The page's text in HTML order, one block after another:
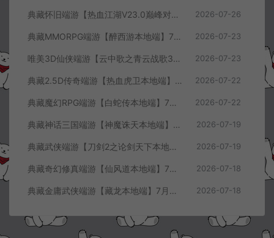
典藏怀旧端游【热血江湖V23.0巅峰对决】7月最新整理Win一键服务端+GS源码+百宝阁+在线GM工具+PC客户端+详细搭建教程 2026-07-26
典藏MMORPG端游【醉西游本地端】7月最新整理Win一键服务端+GM授权后台+PC客户端+详细搭建教程 2026-07-23
唯美3D仙侠端游【云中歌之青云战歌3D本地端】7月最新整理Win一键服务端+GM工具+PC客户端+详细搭建教程 2026-07-23
典藏2.5D传奇端游【热血虎卫本地端】7月最新整理Win一键服务端+充值教程+PC客户端+详细搭建教程 2026-07-22
典藏魔幻RPG端游【白蛇传本地端】7月最新整理Win一键服务端+GM工具+PC客户端+详细搭建教程 2026-07-22
典藏神话三国端游【神魔诛天本地端】7月最新整理Win一键服务端+充值教程+PC客户端+详细搭建教程 2026-07-19
典藏武侠端游【刀剑2之论剑天下本地端】7月最新整理Win一键服务端+GM工具+PC客户端+详细搭建教程 2026-07-19
典藏奇幻修真端游【仙风道本地端】7月最新整理Win一键服务端+GM工具+PC客户端+详细搭建教程 2026-07-18
典藏金庸武侠端游【藏龙本地端】7月最新整理Win一键服务端+GM工具+PC客户端+详细搭建教程 2026-07-18